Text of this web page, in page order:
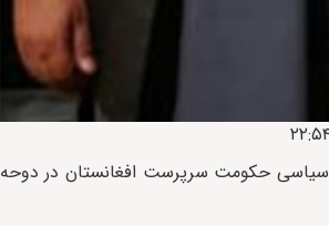
سیاسی حکومت سرپرست افغانستان در دوحه